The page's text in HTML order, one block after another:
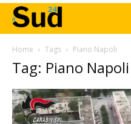
Home Tags Piano Napoli
Tag: Piano Napoli